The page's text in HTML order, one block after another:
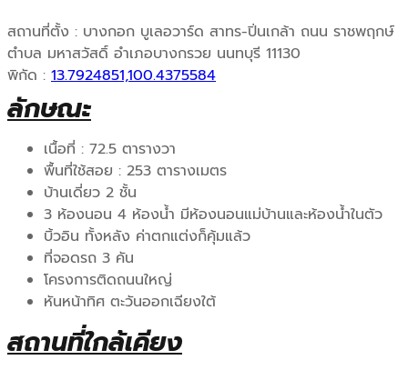
สถานที่ตั้ง : บางกอก บูเลอวาร์ด สาทร-ปิ่นเกล้า ถนน ราชพฤกษ์
ตำบล มหาสวัสดิ์ อำเภอบางกรวย นนทบุรี 11130
พิกัด : 13.7924851,100.4375584
ลักษณะ
เนื้อที่ : 72.5 ตารางวา
พื้นที่ใช้สอย : 253 ตารางเมตร
บ้านเดี่ยว 2 ชั้น
3 ห้องนอน 4 ห้องน้ำ มีห้องนอนแม่บ้านและห้องน้ำในตัว
บิ้วอิน ทั้งหลัง ค่าตกแต่งก็คุ้มแล้ว
ที่จอดรถ 3 คัน
โครงการติดถนนใหญ่
หันหน้าทิศ ตะวันออกเฉียงใต้
สถานที่ใกล้เคียง